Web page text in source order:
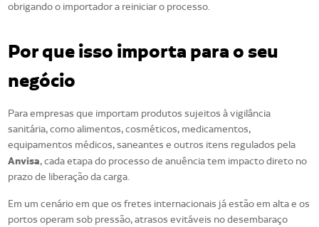
obrigando o importador a reiniciar o processo.
Por que isso importa para o seu
negócio
Para empresas que importam produtos sujeitos à vigilância
sanitária, como alimentos, cosméticos, medicamentos,
equipamentos médicos, saneantes e outros itens regulados pela
Anvisa, cada etapa do processo de anuência tem impacto direto no
prazo de liberação da carga.
Em um cenário em que os fretes internacionais já estão em alta e os
portos operam sob pressão, atrasos evitáveis no desembaraço